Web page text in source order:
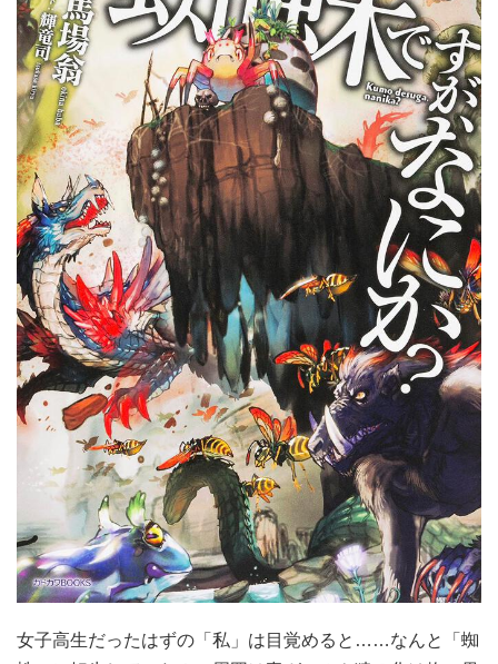
女子高生だったはずの「私」は目覚めると……なんと「蜘